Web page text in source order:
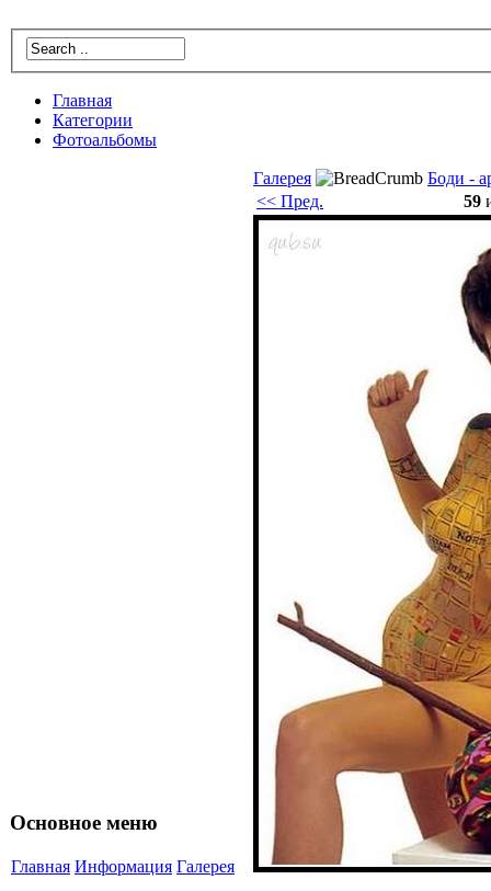
Главнaя
Катeгории
Фотoальбомы
Основнoe меню
Главнaя Информация Галерея
Галерея
Боди -
<< Пред.
59